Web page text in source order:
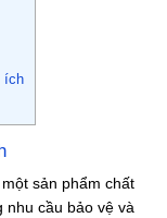
ích
một sản phẩm chất
cầu bảo vệ và